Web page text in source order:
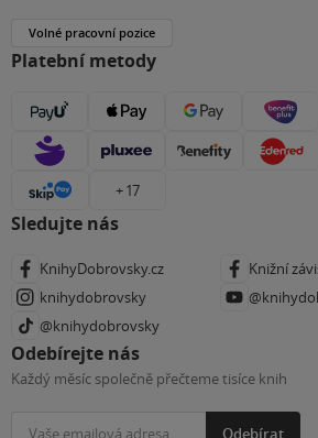
Volné pracovní pozice
Platební metody
+ 17
Sledujte nás
KnihyDobrovsky.cz
Knižní
knihydobrovsky
@knihydobrovsky
Odebírejte nás
Každý měsíc společně přečteme tisíce knih
Odebírat